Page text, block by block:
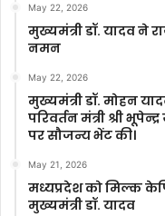
May 22, 2026
मुख्यमंत्री डॉ. यादव ने
नमन
May 22, 2026
मुख्यमंत्री डॉ. मोहन
परिवर्तन मंत्री श्री
पर सौजन्य भेंट की।
May 21, 2026
मध्यप्रदेश को मिल्क
मुख्यमंत्री डॉ. यादव